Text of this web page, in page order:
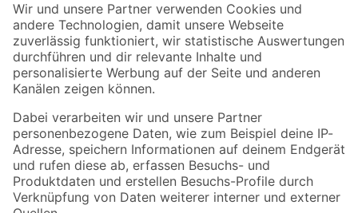
Der toom Newsletter: Keine Angebote und Aktionen mehr verpassen!
Zur Newsletter Anmeldung
Folge uns
Zahlungsarten Versandarten